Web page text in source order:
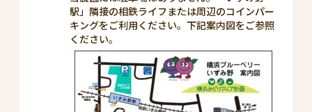
駅」隣接の相鉄ライフまたは周辺のコインパー
キングをご利用ください。下記案内図をご参照
ください。